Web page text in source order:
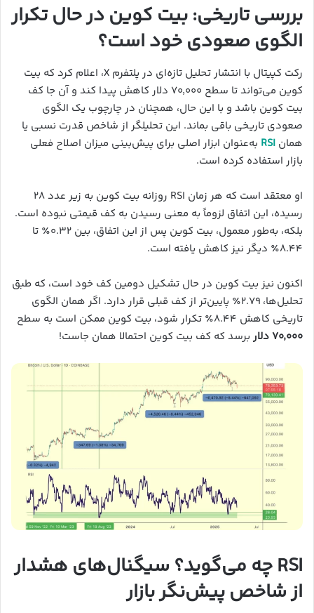
بررسی تاریخی: بیت کوین در حال تکرار
الگوی صعودی خود است؟
رکت کپیتال با انتشار تحلیل تازه‌ای در پلتفرم X، اعلام کرد که بیت
کوین می‌تواند تا سطح ۷۰٬۰۰۰ دلار کاهش پیدا کند و آن جا کف
بیت کوین باشد و با این حال، همچنان در چارچوب یک الگوی
صعودی تاریخی باقی بماند. این تحلیلگر از شاخص قدرت نسبی یا
همان RSI به‌عنوان ابزار اصلی برای پیش‌بینی میزان اصلاح فعلی
بازار استفاده کرده است.
او معتقد است که هر زمان RSI روزانه بیت کوین به زیر عدد ۲۸
رسیده، این اتفاق لزوماً به معنی رسیدن به کف قیمتی نبوده است.
بلکه، به‌طور معمول، بیت کوین پس از این اتفاق، بین ۰.۳۲٪ تا
۸.۴۴٪ دیگر نیز کاهش یافته است.
اکنون نیز بیت کوین در حال تشکیل دومین کف خود است، که طبق
تحلیل‌ها، ۲.۷۹٪ پایین‌تر از کف قبلی قرار دارد. اگر همان الگوی
تاریخی کاهش ۸.۴۴٪ تکرار شود، بیت کوین ممکن است به سطح
۷۰٬۰۰۰ دلار
برسد که کف بیت کوین احتمالا همان جاست!
RSI چه می‌گوید؟ سیگنال‌های هشدار
از شاخص پیش‌نگر بازار